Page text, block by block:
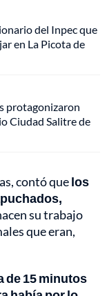
del Inpec que
en La Picota de
protagonizaron
Ciudad Salitre de
contó quelos
su trabajo
que eran,
de 15 minutos